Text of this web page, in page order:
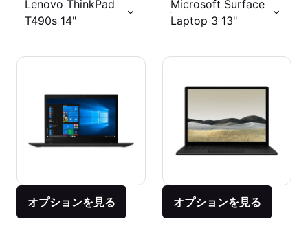
Lenovo ThinkPad
T490s 14"
Microsoft Surface
Laptop 3 13"
オプションを見る オプションを見る